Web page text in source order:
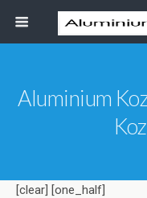
Aluminium
[clear] [one_half]